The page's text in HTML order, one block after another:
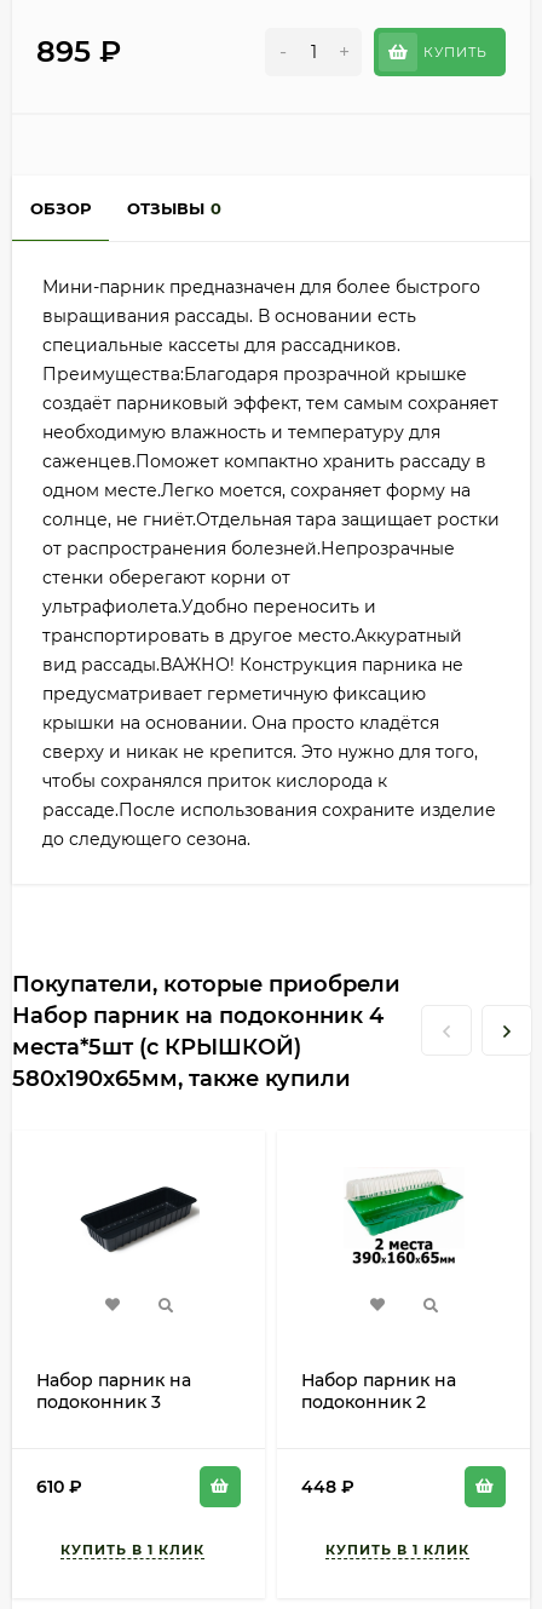
895 ₽ - + КУПИТЬ
ОБЗОР ОТЗЫВЫ 0
Мини-парник предназначен для более быстрого
выращивания рассады. В основании есть
специальные кассеты для рассадников.
Преимущества:Благодаря прозрачной крышке
создаёт парниковый эффект, тем самым сохраняет
необходимую влажность и температуру для
саженцев.Поможет компактно хранить рассаду в
одном месте.Легко моется, сохраняет форму на
солнце, не гниёт.Отдельная тара защищает ростки
от распространения болезней.Непрозрачные
стенки оберегают корни от
ультрафиолета.Удобно переносить и
транспортировать в другое место.Аккуратный
вид рассады.ВАЖНО! Конструкция парника не
предусматривает герметичную фиксацию
крышки на основании. Она просто кладётся
сверху и никак не крепится. Это нужно для того,
чтобы сохранялся приток кислорода к
рассаде.После использования сохраните изделие
до следующего сезона.
Покупатели, которые приобрели
Набор парник на подоконник 4
места*5шт (с КРЫШКОЙ)
580х190х65мм, также купили
Набор парник на
подоконник 3
610 ₽
Набор парник на
подоконник 2
448 ₽